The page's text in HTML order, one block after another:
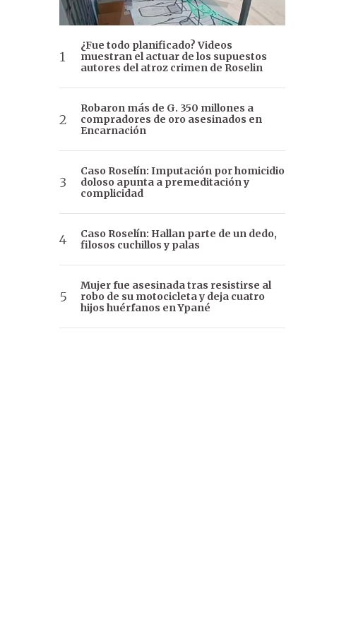
¿Fue todo planificado? Videos
muestran el actuar de los supuestos
autores del atroz crimen de Roselin
Robaron más de G. 350 millones a
compradores de oro asesinados en
Encarnación
Caso Roselín: Imputación por homicidio
doloso apunta a premeditación y
complicidad
Caso Roselín: Hallan parte de un dedo,
filosos cuchillos y palas
Mujer fue asesinada tras resistirse al
robo de su motocicleta y deja cuatro
hijos huérfanos en Ypané